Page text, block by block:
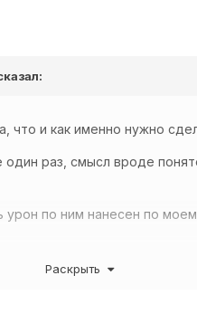
и как именно нужно
раз, смысл вроде
по ним нанесен по
Раскрыть